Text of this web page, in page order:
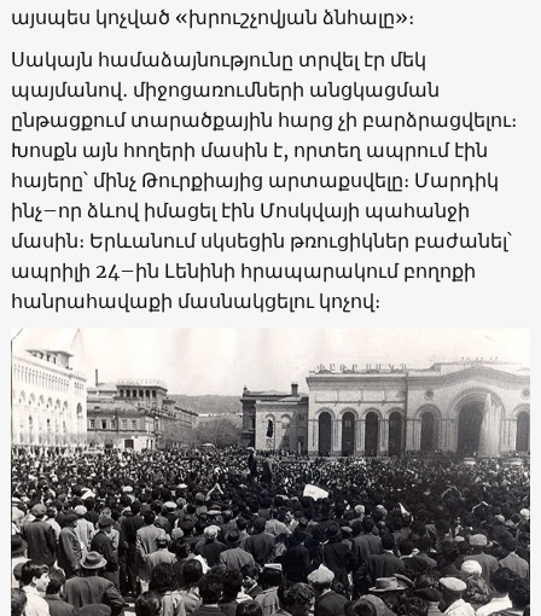
այսպես կոչված «խրուշչովյան ձնհալը»։
Սակայն համաձայնությունը տրվել էր մեկ
պայմանով․ միջոցառումների անցկացման
ընթացքում տարածքային հարց չի բարձրացվելու։
Խոսքն այն հողերի մասին է, որտեղ ապրում էին
հայերը՝ մինչ Թուրքիայից արտաքսվելը։ Մարդիկ
ինչ–որ ձևով իմացել էին Մոսկվայի պահանջի
մասին։ Երևանում սկսեցին թռուցիկներ բաժանել՝
ապրիլի 24–ին Լենինի հրապարակում բողոքի
հանրահավաքի մասնակցելու կոչով։